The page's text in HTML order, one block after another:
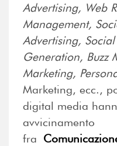
Advertising, Web
Management,
Advertising,
Generation, Buzz
Marketing,
Marketing, ecc.,
digital media
avvicinamento
fra